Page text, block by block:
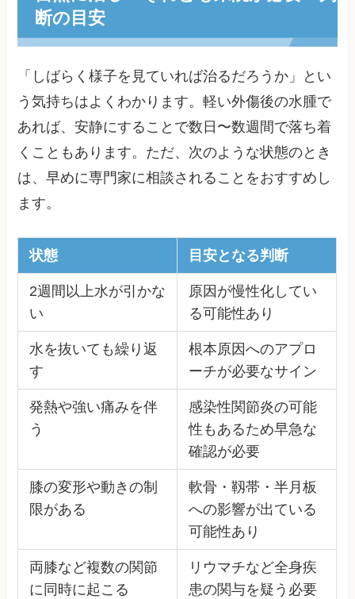
断の目安
「しばらく様子を見ていれば治るだろうか」とい
う気持ちはよくわかります。軽い外傷後の水腫で
あれば、安静にすることで数日〜数週間で落ち着
くこともあります。ただ、次のような状態のとき
は、早めに専門家に相談されることをおすすめし
ます。
状態 目安となる判断
2週間以上水が引かな
い
原因が慢性化してい
る可能性あり
水を抜いても繰り返
す
根本原因へのアプロ
ーチが必要なサイン
発熱や強い痛みを伴
う
感染性関節炎の可能
性もあるため早急な
確認が必要
膝の変形や動きの制
限がある
軟骨・靱帯・半月板
への影響が出ている
可能性あり
両膝など複数の関節
に同時に起こる
リウマチなど全身疾
患の関与を疑う必要